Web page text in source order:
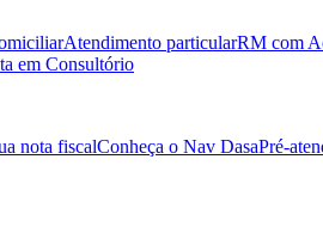
Atendimento particularRM com
em Consultório
nota fiscalConheça o Nav DasaPré-